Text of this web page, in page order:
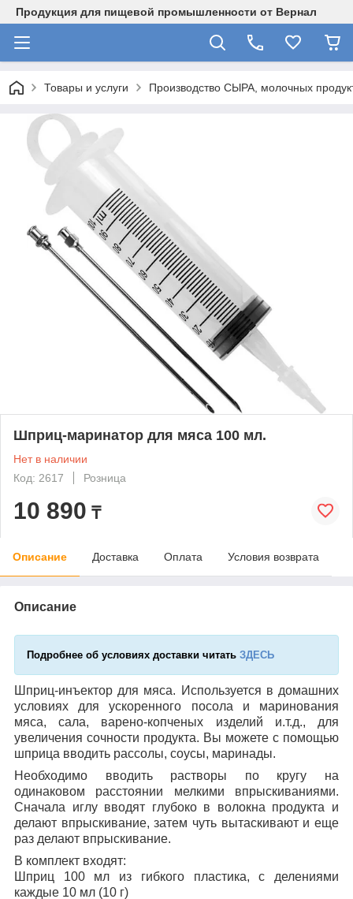
Продукция для пищевой промышленности от Вернал
Товары и услуги Производство СЫРА, молочных
Шприц-маринатор для мяса 100 мл.
Нет в наличии
Код: 2617
Розница
10 890 ₸
Описание Доставка Оплата Условия возврата
Описание
Подробнее об условиях доставки читать ЗДЕСЬ
Шприц-инъектор для мяса. Используется в домашних
условиях для ускоренного посола и маринования
мяса, сала, варено-копченых изделий и.т.д., для
увеличения сочности продукта. Вы можете с помощью
шприца вводить рассолы, соусы, маринады.
Необходимо вводить растворы по кругу на
одинаковом расстоянии мелкими впрыскиваниями.
Сначала иглу вводят глубоко в волокна продукта и
делают впрыскивание, затем чуть вытаскивают и еще
раз делают впрыскивание.
В комплект входят:
Шприц 100 мл из гибкого пластика, с делениями
каждые 10 мл (10 г)